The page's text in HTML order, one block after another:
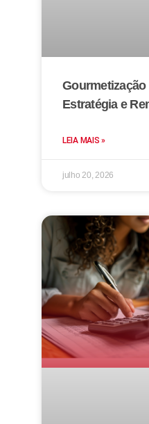
Gourmetização
Estratégia e
LEIA MAIS »
julho 20, 2026